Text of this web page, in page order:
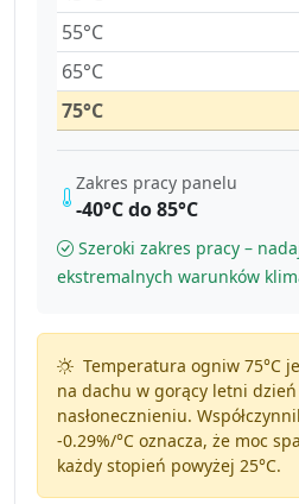
55°C
65°C
75°C
Zakres pracy panelu
-40°C do 85°C
Szeroki zakres pracy –
ekstremalnych warunków
Temperatura ogniw 75°C
na dachu w gorący letni dzień
nasłonecznieniu.
-0.29%/°Coznacza, że moc
każdy stopień powyżej 25°C.